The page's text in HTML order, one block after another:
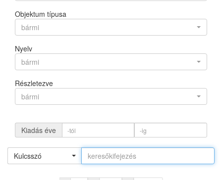
Objektum típusa
bármi
Nyelv
bármi
Részletezve
bármi
Kiadás éve
Kulcsszó